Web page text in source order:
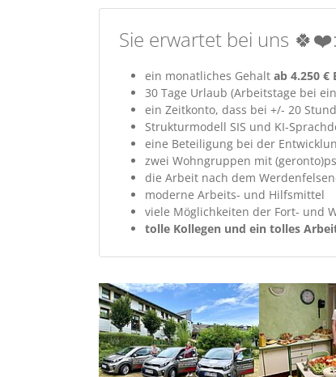
Sie erwartet bei uns 🍀❤️:
ein monatliches Gehalt ab 4.250 €
30 Tage Urlaub (Arbeitstage bei
ein Zeitkonto, dass bei +/- 20
Strukturmodell SIS und KI-
eine Beteiligung bei der
zwei Wohngruppen mit
die Arbeit nach dem
moderne Arbeits- und Hilfsmittel
viele Möglichkeiten der Fort- und
tolle Kollegen und ein tolles